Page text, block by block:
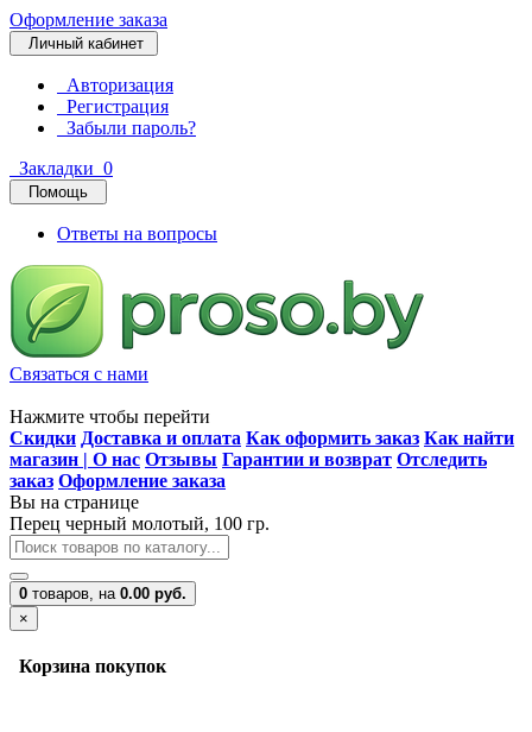
Оформление заказа
Личный кабинет
Авторизация
Регистрация
Забыли пароль?
Закладки 0
Помощь
Ответы на вопросы
Связаться с нами
Нажмите чтобы перейти
Скидки Доставка и оплата Как оформить заказ Как найти
магазин | О нас Отзывы Гарантии и возврат Отследить
заказ Оформление заказа
Вы на странице
Перец черный молотый, 100 гр.
0 товаров, на 0.00 руб.
×
Корзина покупок